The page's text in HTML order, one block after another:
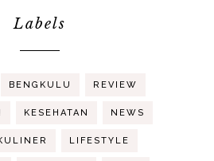
Labels
BENGKULU REVIEW
KESEHATAN NEWS
LIFESTYLE